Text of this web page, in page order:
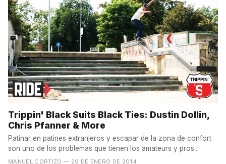
Trippin' Black Suits Black Ties: Dustin Dollin,
Chris Pfanner & More
Patinar en patines extranjeros y escapar de la zona de confort
son uno de los problemas que tienen los amateurs y pros...
MANUEL CORTIZO — 29 DE ENERO DE 2014